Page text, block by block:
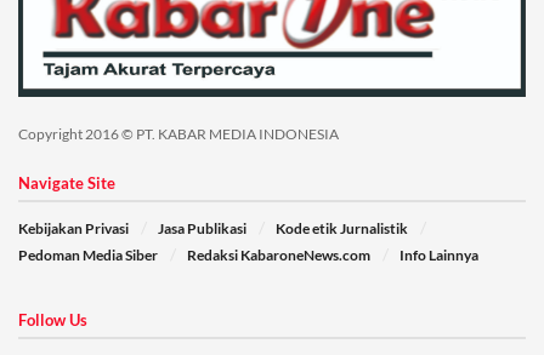
Copyright 2016 © PT. KABAR MEDIA INDONESIA
Navigate Site
Kebijakan Privasi Jasa Publikasi
Kode etik Jurnalistik
Pedoman Media Siber
Redaksi KabaroneNews.com Info Lainnya
Follow Us